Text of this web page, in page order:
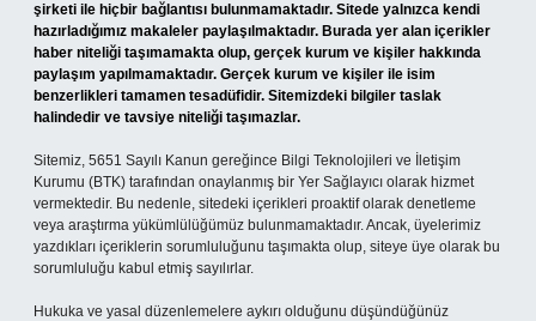
şirketi ile hiçbir bağlantısı bulunmamaktadır. Sitede yalnızca kendi
hazırladığımız makaleler paylaşılmaktadır. Burada yer alan içerikler
haber niteliği taşımamakta olup, gerçek kurum ve kişiler hakkında
paylaşım yapılmamaktadır. Gerçek kurum ve kişiler ile isim
benzerlikleri tamamen tesadüfidir. Sitemizdeki bilgiler taslak
halindedir ve tavsiye niteliği taşımazlar.
Sitemiz, 5651 Sayılı Kanun gereğince Bilgi Teknolojileri ve İletişim
Kurumu (BTK) tarafından onaylanmış bir Yer Sağlayıcı olarak hizmet
vermektedir. Bu nedenle, sitedeki içerikleri proaktif olarak denetleme
veya araştırma yükümlülüğümüz bulunmamaktadır. Ancak, üyelerimiz
yazdıkları içeriklerin sorumluluğunu taşımakta olup, siteye üye olarak bu
sorumluluğu kabul etmiş sayılırlar.
Hukuka ve yasal düzenlemelere aykırı olduğunu düşündüğünüz